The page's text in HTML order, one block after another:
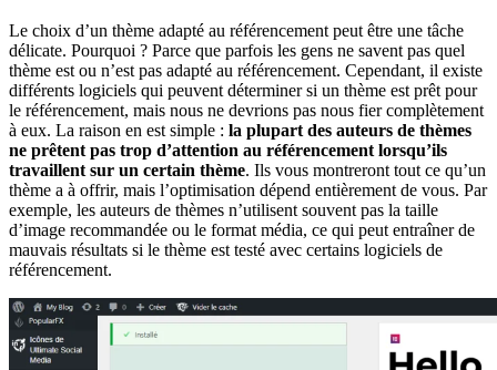
Le choix d’un thème adapté au référencement peut être une tâche
délicate. Pourquoi ? Parce que parfois les gens ne savent pas quel
thème est ou n’est pas adapté au référencement. Cependant, il existe
différents logiciels qui peuvent déterminer si un thème est prêt pour
le référencement, mais nous ne devrions pas nous fier complètement
à eux. La raison en est simple : la plupart des auteurs de thèmes
ne prêtent pas trop d’attention au référencement lorsqu’ils
travaillent sur un certain thème. Ils vous montreront tout ce qu’un
thème a à offrir, mais l’optimisation dépend entièrement de vous. Par
exemple, les auteurs de thèmes n’utilisent souvent pas la taille
d’image recommandée ou le format média, ce qui peut entraîner de
mauvais résultats si le thème est testé avec certains logiciels de
référencement.